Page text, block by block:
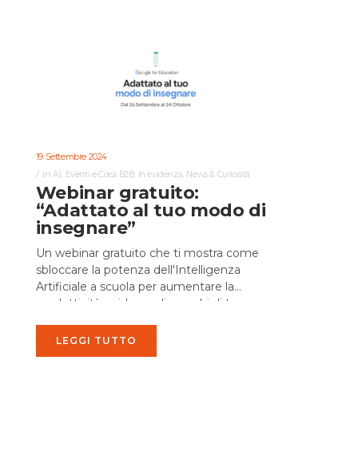
19 Settembre 2024
inAI , Eventi e Corsi B2B, In evidenza, News & Curiosità
Webinar gratuito:
“Adattato al tuo modo di
insegnare”
Un webinar gratuito che ti mostra come
sbloccare la potenza dell'Intelligenza
Artificiale a scuola per aumentare la
produttività e ridurre gli sprechi di tempo....
LEGGI TUTTO